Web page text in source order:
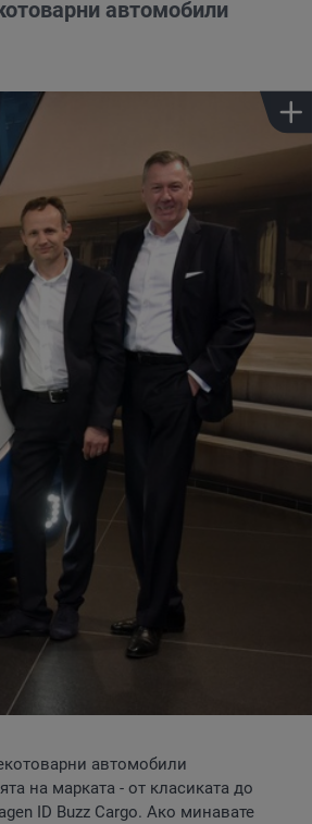
автомобили
автомобили
на марката - от класиката до
ID Buzz Cargo. Ако минавате